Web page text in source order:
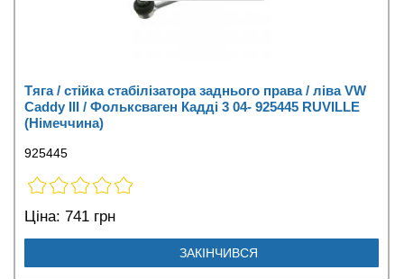
Тяга / стійка стабілізатора заднього права / ліва VW
Caddy III / Фольксваген Кадді 3 04- 925445 RUVILLE
(Німеччина)
925445
Ціна: 741 грн
ЗАКІНЧИВСЯ